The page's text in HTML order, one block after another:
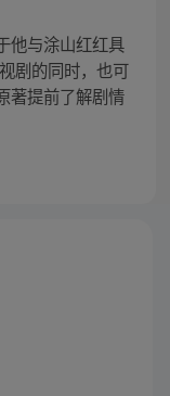
他与涂山红红具
剧的同时，也可
著提前了解剧情